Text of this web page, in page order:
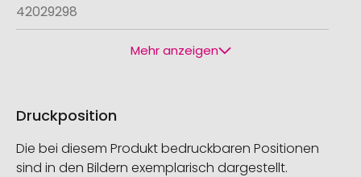
42029298
Mehr anzeigen
Druckposition
Die bei diesem Produkt bedruckbaren Positionen
sind in den Bildern exemplarisch dargestellt.